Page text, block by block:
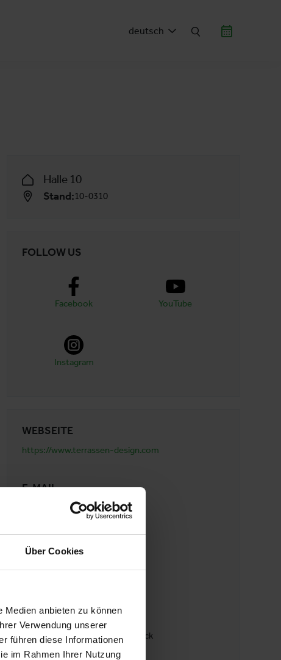
Über Cookies
Medien anbieten zu können
Verwendung unserer
führen diese Informationen
im Rahmen Ihrer Nutzung
deutsch
Halle 10
Stand:10-0310
FOLLOW US
Facebook YouTube
Instagram
WEBSEITE
https://www.terrassen-design.com
E-MAIL
info@terrassen-design.com
TELEFON
Terrassen Design Riegler GmbH
Landesstrasse 23/ Top 14 1 Stock
5302 Henndorf am Wallersee